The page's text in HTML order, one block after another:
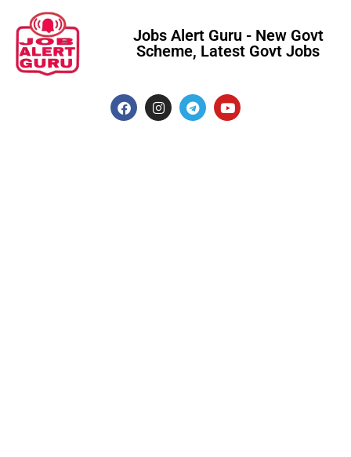
Jobs Alert Guru - New Govt
Scheme, Latest Govt Jobs